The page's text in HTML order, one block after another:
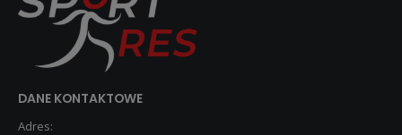
DANE KONTAKTOWE
Adres: